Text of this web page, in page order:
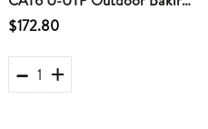
$172.80